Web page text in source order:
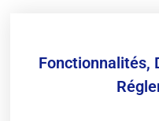
Fonctionnalités,